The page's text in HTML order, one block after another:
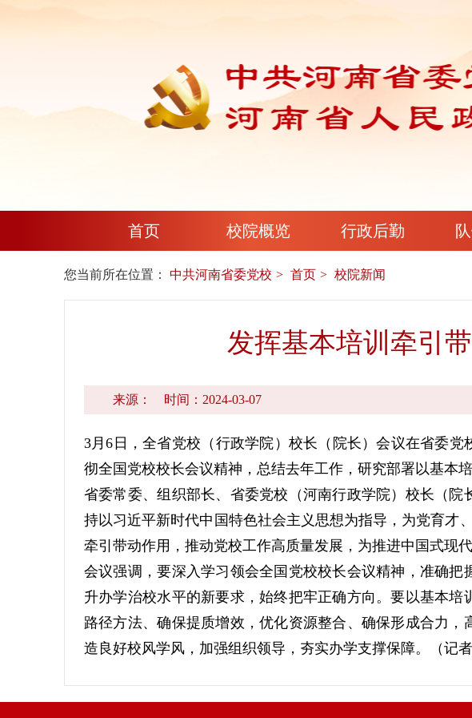
首页 校院概览 行政后勤
您当前所在位置： 中共河南省委党校 首页 校院新闻
发挥基本培训牵引
来源： 时间：2024-03-07
3月6日，全省党校（行政学院）校长（院长）会议在省委
彻全国党校校长会议精神，总结去年工作，研究部署以基本
省委常委、组织部长、省委党校（河南行政学院）校长（
持以习近平新时代中国特色社会主义思想为指导，为党育才
牵引带动作用，推动党校工作高质量发展，为推进中国式现
会议强调，要深入学习领会全国党校校长会议精神，准确
升办学治校水平的新要求，始终把牢正确方向。要以基本
路径方法、确保提质增效，优化资源整合、确保形成合力
造良好校风学风，加强组织领导，夯实办学支撑保障。（记者